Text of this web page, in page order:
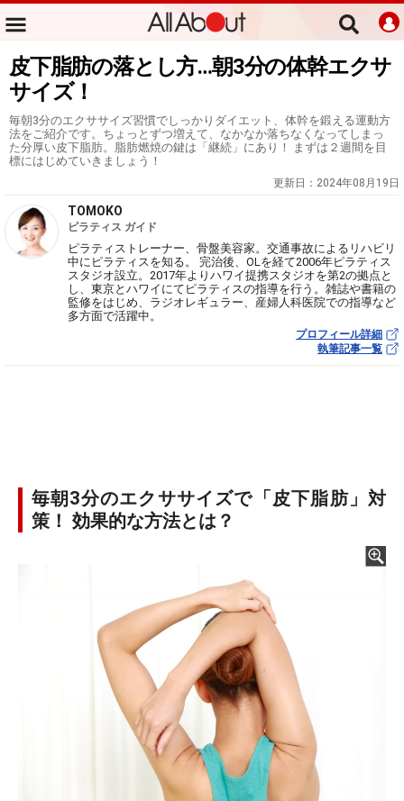
皮下脂肪の落とし方…朝3分の体幹エクサ
サイズ！
毎朝3分のエクササイズ習慣でしっかりダイエット、体幹を鍛える運動方
法をご紹介です。ちょっとずつ増えて、なかなか落ちなくなってしまっ
た分厚い皮下脂肪。脂肪燃焼の鍵は「継続」にあり！ まずは２週間を目
標にはじめていきましょう！
更新日： 2024年08月19日
TOMOKO
ピラティス ガイド
ピラティストレーナー、骨盤美容家。交通事故によるリハビリ
中にピラティスを知る。 完治後、OLを経て2006年ピラティス
スタジオ設立。2017年よりハワイ提携スタジオを第2の拠点と
し、東京とハワイにてピラティスの指導を行う。雑誌や書籍の
監修をはじめ、ラジオレギュラー、産婦人科医院での指導など
多方面で活躍中。
プロフィール詳細
執筆記事一覧
毎朝3分のエクササイズで「皮下脂肪」対
策！ 効果的な方法とは？